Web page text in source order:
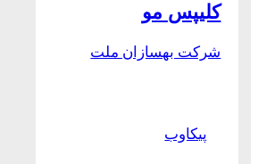
کلیپس مو
شرکت بهسازان ملت
پیکاوب